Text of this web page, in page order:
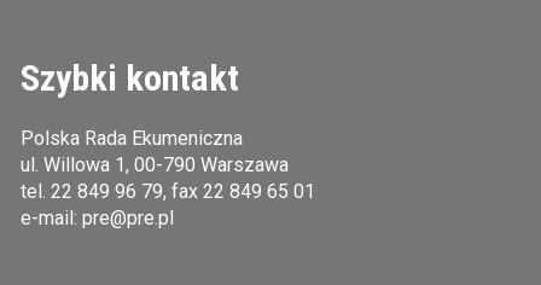
Szybki kontakt
Polska Rada Ekumeniczna
ul. Willowa 1, 00-790 Warszawa
tel. 22 849 96 79, fax 22 849 65 01
e-mail: pre@pre.pl